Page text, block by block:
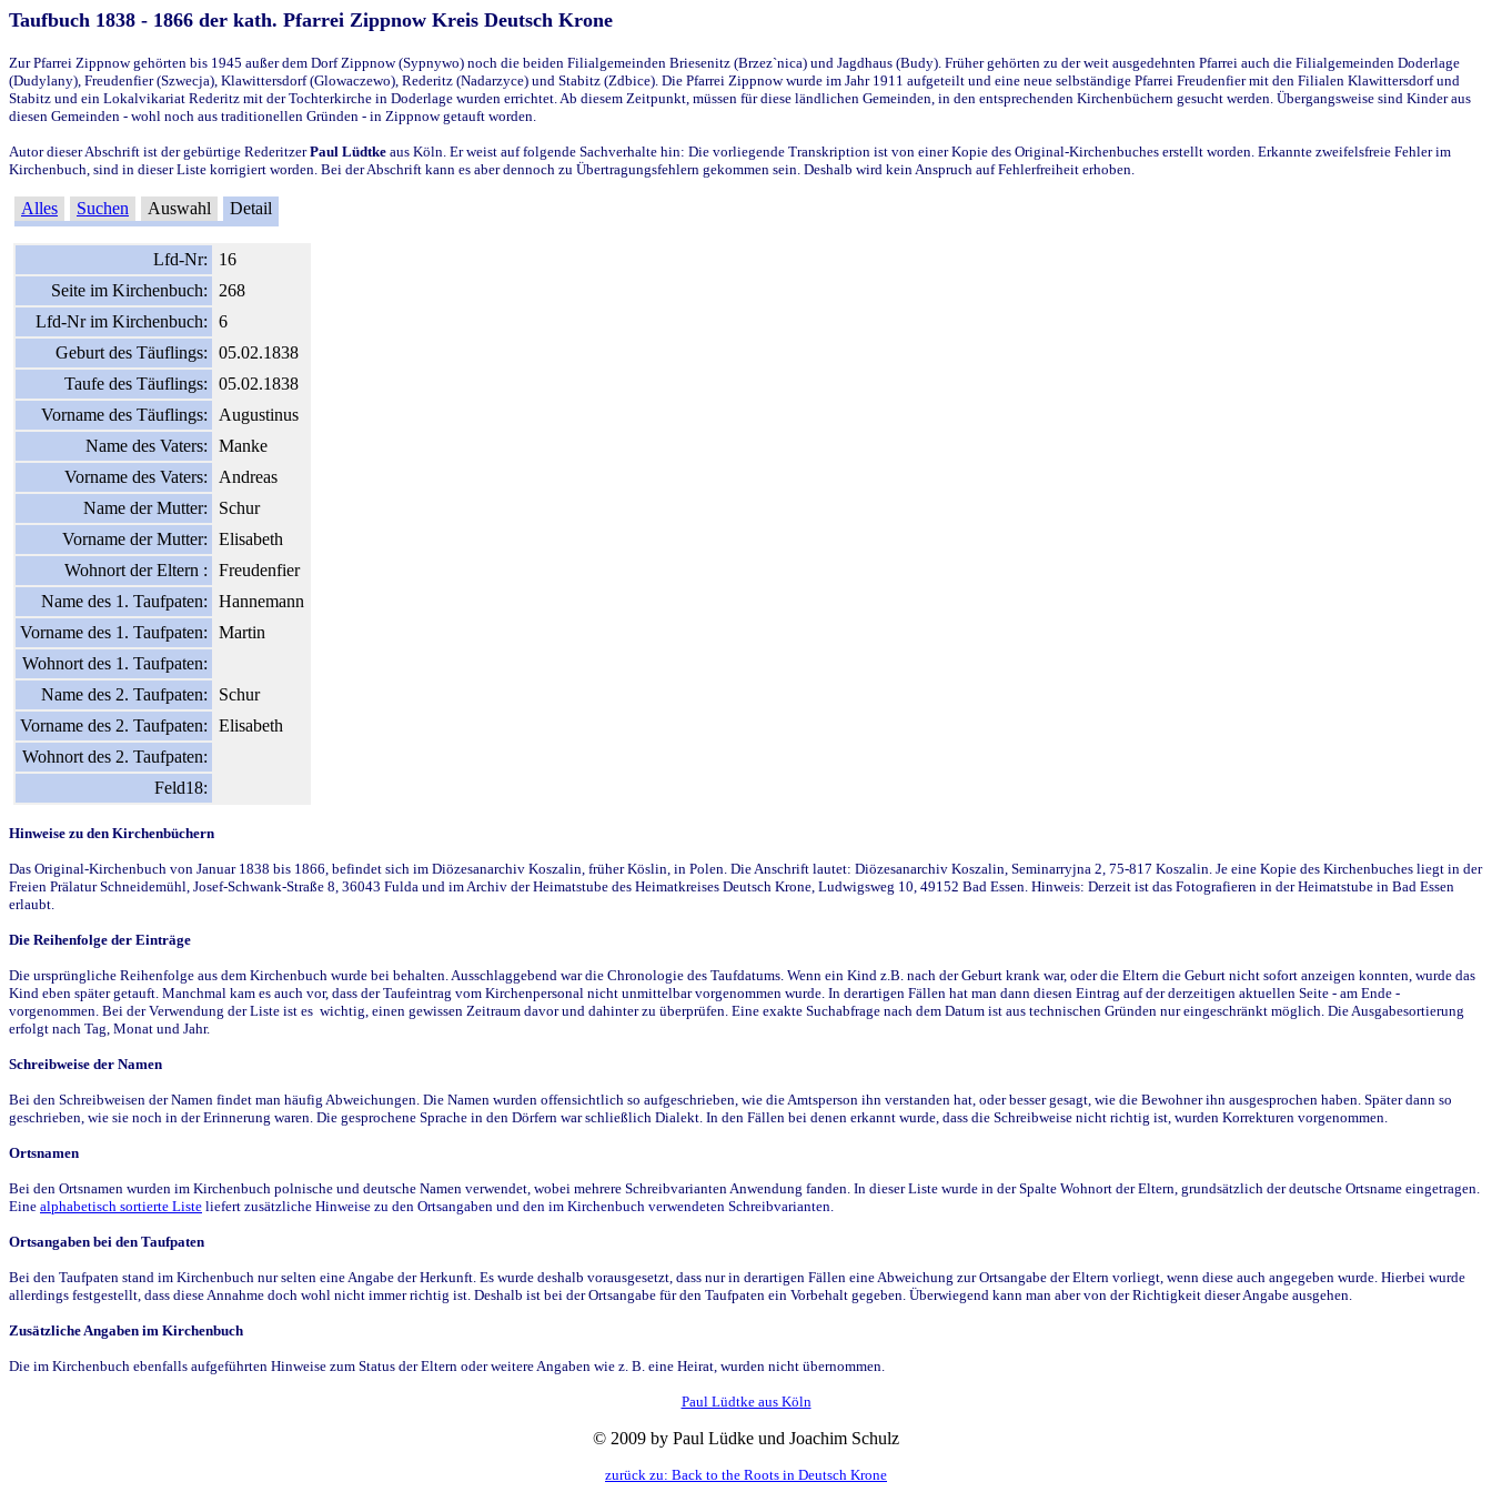
Taufbuch 1838 - 1866 der kath. Pfarrei Zippnow Kreis Deutsch Krone
Zur Pfarrei Zippnow gehörten bis 1945 außer dem Dorf Zippnow (Sypnywo) noch die beiden Filialgemeinden Briesenitz (Brzez`nica) und Jagdhaus (Budy). Früher gehörten zu der weit ausgedehnten Pfarrei auch die Filialgemeinden Doderlage
(Dudylany), Freudenfier (Szwecja), Klawittersdorf (Glowaczewo), Rederitz (Nadarzyce) und Stabitz (Zdbice). Die Pfarrei Zippnow wurde im Jahr 1911 aufgeteilt und eine neue selbständige Pfarrei Freudenfier mit den Filialen Klawittersdorf und
Stabitz und ein Lokalvikariat Rederitz mit der Tochterkirche in Doderlage wurden errichtet. Ab diesem Zeitpunkt, müssen für diese ländlichen Gemeinden, in den entsprechenden Kirchenbüchern gesucht werden. Übergangsweise sind Kinder aus
diesen Gemeinden - wohl noch aus traditionellen Gründen - in Zippnow getauft worden.
Autor dieser Abschrift ist der gebürtige RederitzerPaul Lüdtke aus Köln. Er weist auf folgende Sachverhalte hin: Die vorliegende Transkription ist von einer Kopie des Original-Kirchenbuches erstellt worden. Erkannte zweifelsfreie Fehler im
Kirchenbuch, sind in dieser Liste korrigiert worden. Bei der Abschrift kann es aber dennoch zu Übertragungsfehlern gekommen sein. Deshalb wird kein Anspruch auf Fehlerfreiheit erhoben.
Alles Suchen Auswahl Detail
Lfd-Nr:
16
Seite im Kirchenbuch:
268
Lfd-Nr im Kirchenbuch:
6
Geburt des Täuflings:
05.02.1838
Taufe des Täuflings:
05.02.1838
Vorname des Täuflings:
Augustinus
Name des Vaters:
Manke
Vorname des Vaters:
Andreas
Name der Mutter:
Schur
Vorname der Mutter:
Elisabeth
Wohnort der Eltern :
Freudenfier
Name des 1. Taufpaten:
Hannemann
Vorname des 1. Taufpaten:
Martin
Wohnort des 1. Taufpaten:
Name des 2. Taufpaten:
Schur
Vorname des 2. Taufpaten:
Elisabeth
Wohnort des 2. Taufpaten:
Feld18:
Hinweise zu den Kirchenbüchern
Das Original-Kirchenbuch von Januar 1838 bis 1866, befindet sich im Diözesanarchiv Koszalin, früher Köslin, in Polen. Die Anschrift lautet: Diözesanarchiv Koszalin, Seminarryjna 2, 75-817 Koszalin. Je eine Kopie des Kirchenbuches liegt in der
Freien Prälatur Schneidemühl, Josef-Schwank-Straße 8, 36043 Fulda und im Archiv der Heimatstube des Heimatkreises Deutsch Krone, Ludwigsweg 10, 49152 Bad Essen. Hinweis: Derzeit ist das Fotografieren in der Heimatstube in Bad Essen
erlaubt.
Die Reihenfolge der Einträge
Die ursprüngliche Reihenfolge aus dem Kirchenbuch wurde bei behalten. Ausschlaggebend war die Chronologie des Taufdatums. Wenn ein Kind z.B. nach der Geburt krank war, oder die Eltern die Geburt nicht sofort anzeigen konnten, wurde das
Kind eben später getauft. Manchmal kam es auch vor, dass der Taufeintrag vom Kirchenpersonal nicht unmittelbar vorgenommen wurde. In derartigen Fällen hat man dann diesen Eintrag auf der derzeitigen aktuellen Seite - am Ende -
vorgenommen. Bei der Verwendung der Liste ist es wichtig, einen gewissen Zeitraum davor und dahinter zu überprüfen. Eine exakte Suchabfrage nach dem Datum ist aus technischen Gründen nur eingeschränkt möglich. Die Ausgabesortierung
erfolgt nach Tag, Monat und Jahr.
Schreibweise der Namen
Bei den Schreibweisen der Namen findet man häufig Abweichungen. Die Namen wurden offensichtlich so aufgeschrieben, wie die Amtsperson ihn verstanden hat, oder besser gesagt, wie die Bewohner ihn ausgesprochen haben. Später dann so
geschrieben, wie sie noch in der Erinnerung waren. Die gesprochene Sprache in den Dörfern war schließlich Dialekt. In den Fällen bei denen erkannt wurde, dass die Schreibweise nicht richtig ist, wurden Korrekturen vorgenommen.
Ortsnamen
Bei den Ortsnamen wurden im Kirchenbuch polnische und deutsche Namen verwendet, wobei mehrere Schreibvarianten Anwendung fanden. In dieser Liste wurde in der Spalte Wohnort der Eltern, grundsätzlich der deutsche Ortsname eingetragen.
Eine alphabetisch sortierte Liste liefert zusätzliche Hinweise zu den Ortsangaben und den im Kirchenbuch verwendeten Schreibvarianten.
Ortsangaben bei den Taufpaten
Bei den Taufpaten stand im Kirchenbuch nur selten eine Angabe der Herkunft. Es wurde deshalb vorausgesetzt, dass nur in derartigen Fällen eine Abweichung zur Ortsangabe der Eltern vorliegt, wenn diese auch angegeben wurde. Hierbei wurde
allerdings festgestellt, dass diese Annahme doch wohl nicht immer richtig ist. Deshalb ist bei der Ortsangabe für den Taufpaten ein Vorbehalt gegeben. Überwiegend kann man aber von der Richtigkeit dieser Angabe ausgehen.
Zusätzliche Angaben im Kirchenbuch
Die im Kirchenbuch ebenfalls aufgeführten Hinweise zum Status der Eltern oder weitere Angaben wie z. B. eine Heirat, wurden nicht übernommen.
Paul Lüdtke aus Köln
© 2009 by Paul Lüdke und Joachim Schulz
zurück zu: Back to the Roots in Deutsch Krone